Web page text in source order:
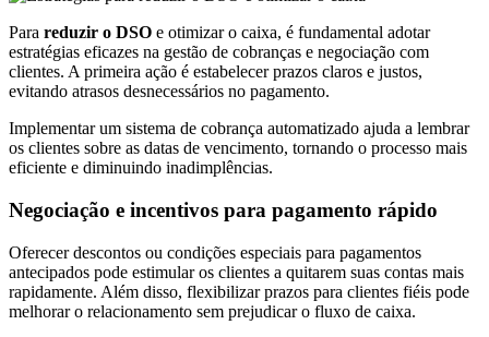
Para reduzir o DSO e otimizar o caixa, é fundamental adotar
estratégias eficazes na gestão de cobranças e negociação com
clientes. A primeira ação é estabelecer prazos claros e justos,
evitando atrasos desnecessários no pagamento.
Implementar um sistema de cobrança automatizado ajuda a lembrar
os clientes sobre as datas de vencimento, tornando o processo mais
eficiente e diminuindo inadimplências.
Negociação e incentivos para pagamento rápido
Oferecer descontos ou condições especiais para pagamentos
antecipados pode estimular os clientes a quitarem suas contas mais
rapidamente. Além disso, flexibilizar prazos para clientes fiéis pode
melhorar o relacionamento sem prejudicar o fluxo de caixa.